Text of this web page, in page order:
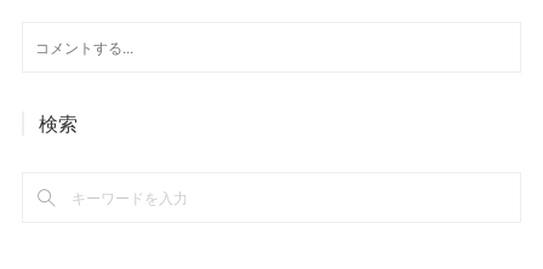
検索